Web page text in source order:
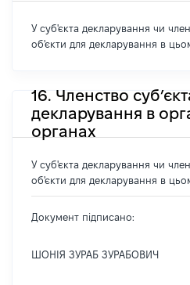
У суб'єкта декларування чи
об'єкти для декларування в
16. Членство
декларування в
органах
У суб'єкта декларування чи
об'єкти для декларування в
Документ підписано:
ШОНІЯ ЗУРАБ ЗУРАБОВИЧ